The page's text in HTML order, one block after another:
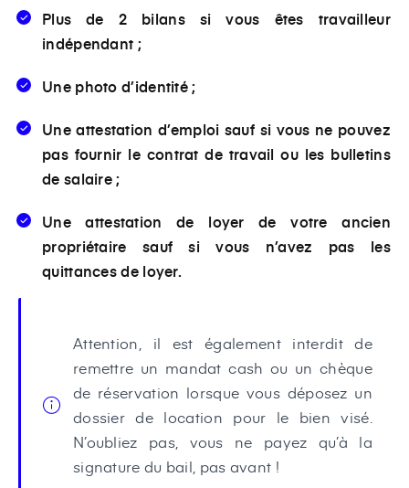
Plus de 2 bilans si vous êtes travailleur
indépendant ;
Une photo d’identité ;
Une attestation d’emploi sauf si vous ne pouvez
pas fournir le contrat de travail ou les bulletins
de salaire ;
Une attestation de loyer de votre ancien
propriétaire sauf si vous n’avez pas les
quittances de loyer.
Attention, il est également interdit de
remettre un mandat cash ou un chèque
de réservation lorsque vous déposez un
dossier de location pour le bien visé.
N’oubliez pas, vous ne payez qu’à la
signature du bail, pas avant !